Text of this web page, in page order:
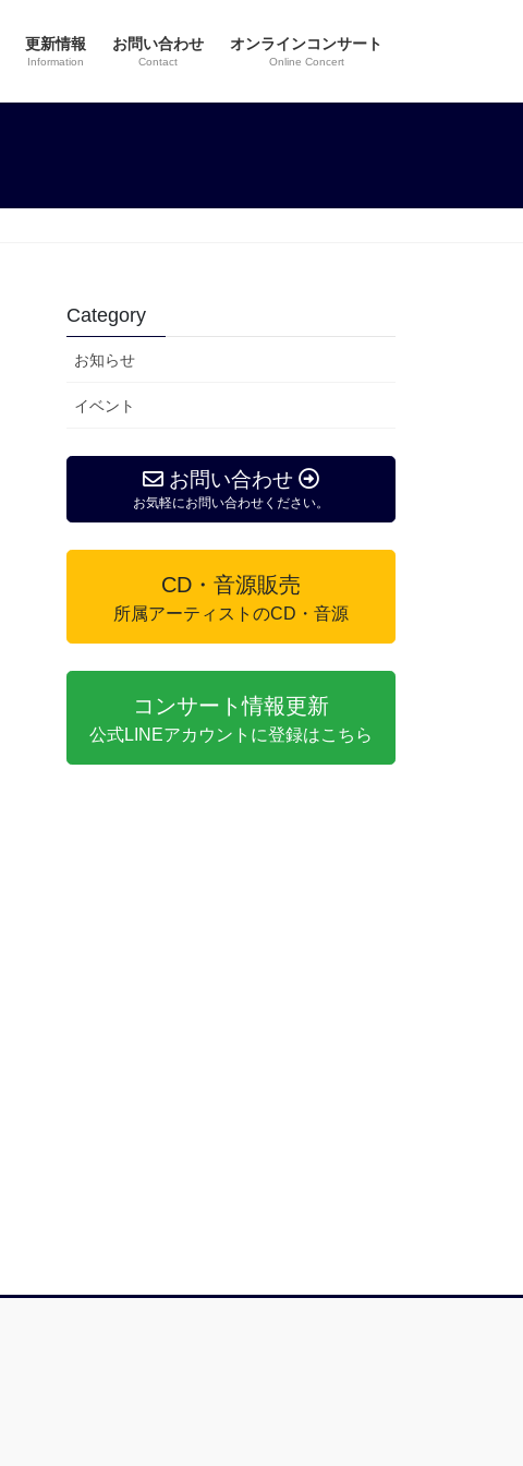
更新情報
Information
お問い合わせ
Contact
オンラインコンサート
Online Concert
Category
お知らせ
イベント
お問い合わせ
お気軽にお問い合わせください。
CD・音源販売
所属アーティストのCD・音源
コンサート情報更新
公式LINEアカウントに登録はこちら